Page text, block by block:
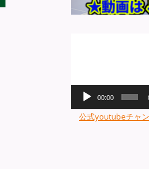
レ
00:00
公式youtubeチャ